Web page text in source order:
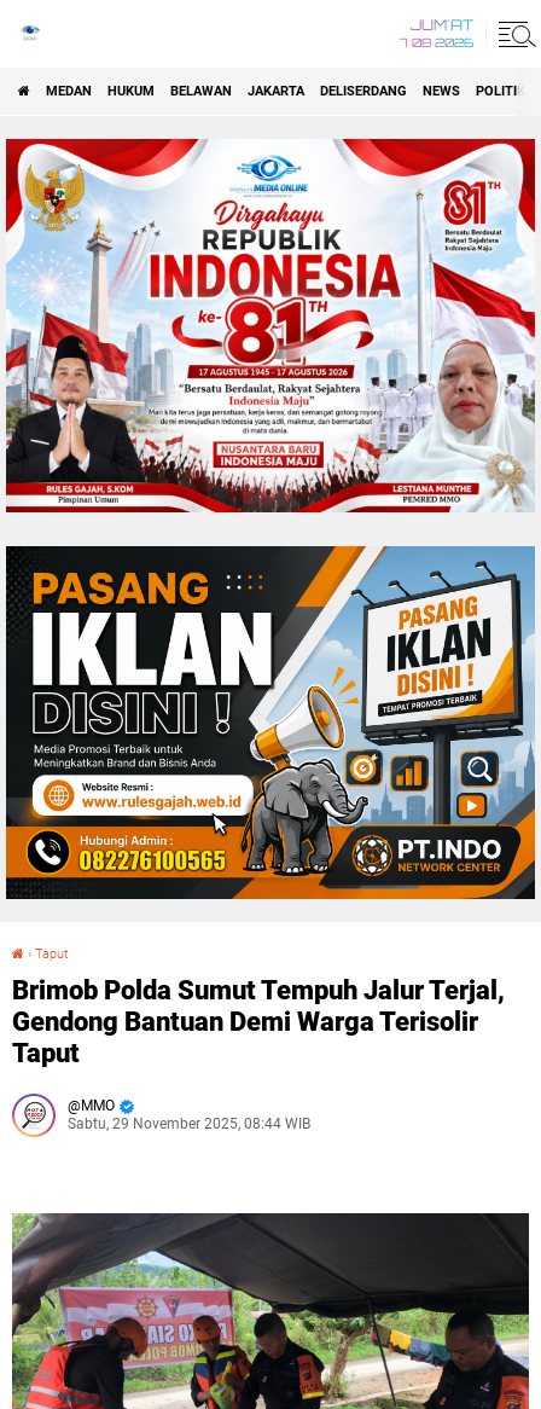
JUM'AT
7 08 2026
MEDAN HUKUM BELAWAN JAKARTA DELISERDANG NEWS POLITIK
› Taput
Brimob Polda Sumut Tempuh Jalur Terjal,
Gendong Bantuan Demi Warga Terisolir
Taput
MMO
Sabtu, 29 November 2025, 08:44 WIB